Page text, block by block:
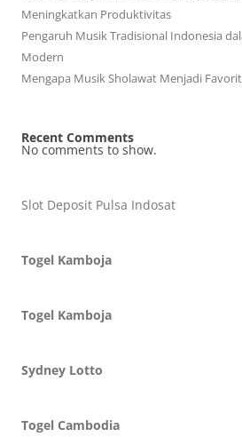
Meningkatkan Produktivitas
Pengaruh Musik Tradisional Indonesia
Modern
Mengapa Musik Sholawat Menjadi
Recent Comments
No comments to show.
Slot Deposit Pulsa Indosat
Togel Kamboja
Togel Kamboja
Sydney Lotto
Togel Cambodia